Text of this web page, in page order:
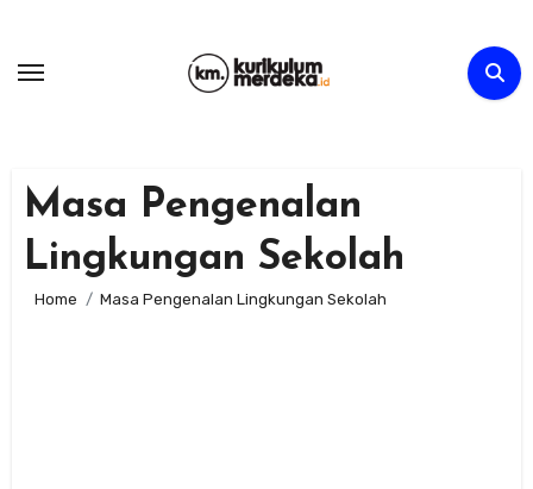
content
Masa Pengenalan
Lingkungan Sekolah
Home Masa Pengenalan Lingkungan Sekolah